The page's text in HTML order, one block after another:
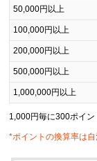
50,000円以上
100,000円以上
200,000円以上
500,000円以上
1,000,000円以上
1,000円毎に300ポイン
*ポイントの換算率は